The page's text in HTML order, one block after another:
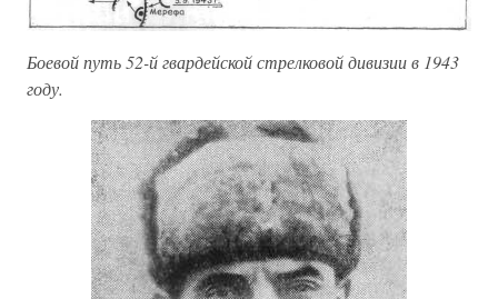
Боевой путь 52-й гвардейской стрелковой дивизии в 1943
году.